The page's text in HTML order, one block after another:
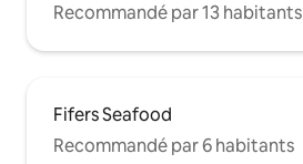
Recommandé par 13 habitants
Fifers Seafood
Recommandé par 6 habitants